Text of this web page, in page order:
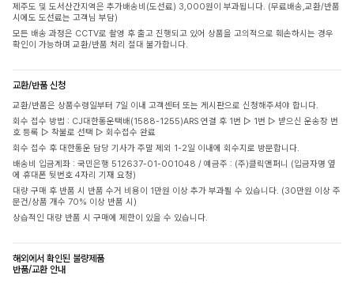
제주도 및 도서산간지역은 추가배송비(도선료) 3,000원이 부과됩니다. (무료배송,교환/반품
시에도 도선료는 고객님 부담)
모든 배송 과정은 CCTV로 촬영 후 출고 진행되고 있어 상품을 고의적으로 훼손하시는 경우
확인이 가능하며 교환/반품 처리 절대 불가합니다.
교환/반품 신청
교환/반품은 상품수령일부터 7일 이내 고객센터 또는 게시판으로 신청해주셔야 합니다.
회수 접수 방법 : CJ대한통운택배(1588-1255)ARS 연결 후 1번 ▷ 1번 ▷ 받으신 운송장 번
호 등록 ▷ 착불로 선택 ▷ 회수접수 완료
회수 접수 후 대한통운 담당 기사가 주말 제외 1-2일 이내에 회수지로 방문합니다.
배송비 입금계좌 : 국민은행 512637-01-001048 / 예금주 : (주)클릭앤퍼니 (입금자명 옆
에 휴대폰 뒷번호 4자리 기재 요청)
대량 구매 후 반품 시 반품 수거 비용이 1만원 이상 추가 부과될 수 있습니다. (30만원 이상 주
문건/상품 개수 70% 이상 반품 시)
상습적인 대량 반품 시 구매에 제한이 있을 수 있습니다.
해외에서 확인된 불량제품
반품/교환 안내